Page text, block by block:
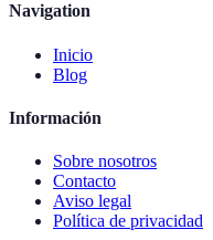
Navigation
Inicio
Blog
Información
Sobre nosotros
Contacto
Aviso legal
Política de privacidad